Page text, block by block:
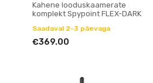
Kahene looduskaamerate
komplekt Spypoint FLEX-DARK
Saadaval 2-3 päevaga
€369.00